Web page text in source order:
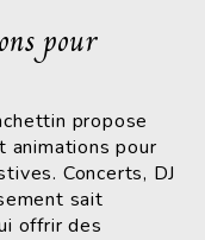
pour
propose
animations pour
Concerts, DJ
sait
offrir des